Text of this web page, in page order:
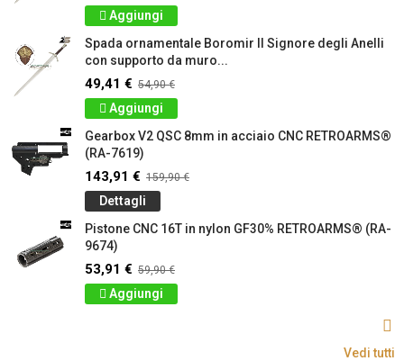
Aggiungi
Spada ornamentale Boromir Il Signore degli Anelli
con supporto da muro...
49,41 € 54,90 €
Aggiungi
Gearbox V2 QSC 8mm in acciaio CNC RETROARMS®
(RA-7619)
143,91 € 159,90 €
Dettagli
Pistone CNC 16T in nylon GF30% RETROARMS® (RA-
9674)
53,91 € 59,90 €
Aggiungi
Vedi tutti